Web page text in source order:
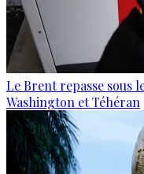
Le Brent repasse sous
Washington et Téhéran